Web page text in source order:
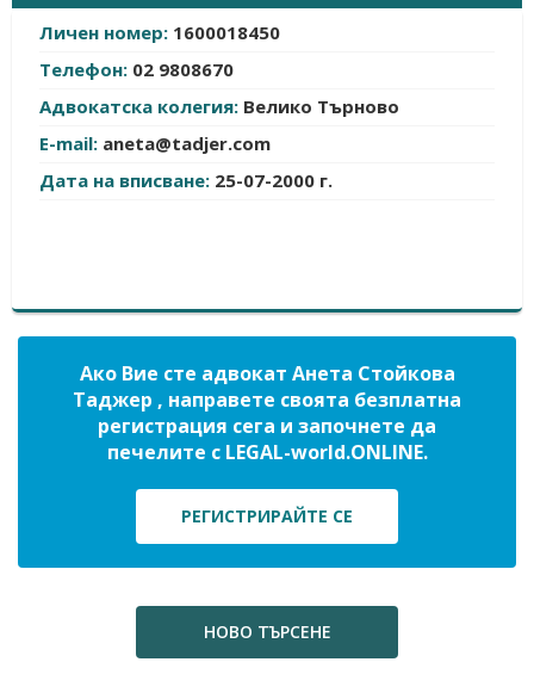
Личен номер: 1600018450
Телефон: 02 9808670
Адвокатска колегия: Велико Търново
E-mail: aneta@tadjer.com
Дата на вписване: 25-07-2000 г.
Ако Вие сте адвокат Анета Стойкова
Таджер , направете своята безплатна
регистрация сега и започнете да
печелите с LEGAL-world.ONLINE.
РЕГИСТРИРАЙТЕ СЕ
НОВО ТЪРСЕНЕ